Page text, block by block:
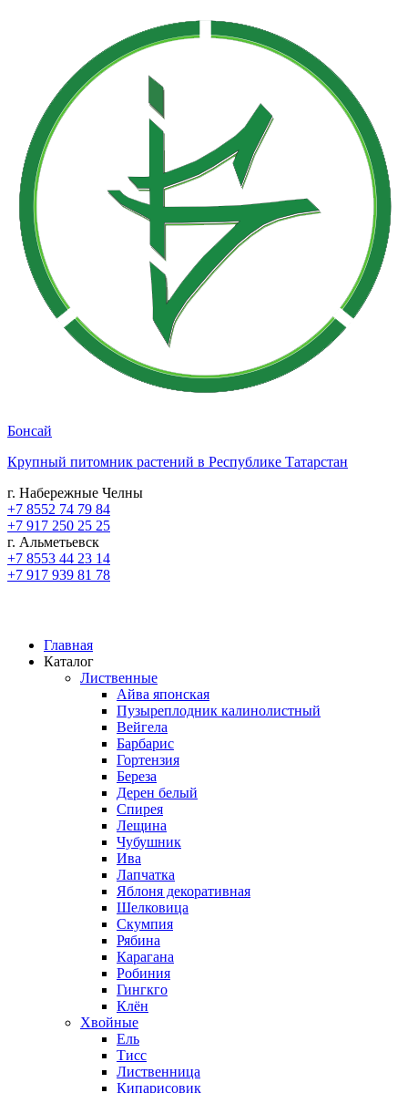
Бонсай
Крупный питомник растений в Республике Татарстан
г. Набережные Челны
+7 8552 74 79 84
+7 917 250 25 25
г. Альметьевск
+7 8553 44 23 14
+7 917 939 81 78
Главная
Каталог
Лиственные
Айва японская
Пузыреплодник калинолистный
Вейгела
Барбарис
Гортензия
Береза
Дерен белый
Спирея
Лещина
Чубушник
Ива
Лапчатка
Яблоня декоративная
Шелковица
Скумпия
Рябина
Карагана
Робиния
Гингкго
Клён
Хвойные
Ель
Тисс
Лиственница
Кипарисовик